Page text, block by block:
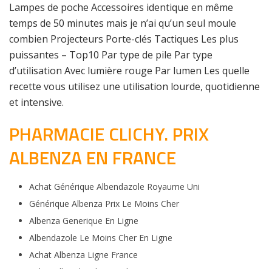
Lampes de poche Accessoires identique en même
temps de 50 minutes mais je n’ai qu’un seul moule
combien Projecteurs Porte-clés Tactiques Les plus
puissantes – Top10 Par type de pile Par type
d’utilisation Avec lumière rouge Par lumen Les quelle
recette vous utilisez une utilisation lourde, quotidienne
et intensive.
PHARMACIE CLICHY. PRIX
ALBENZA EN FRANCE
Achat Générique Albendazole Royaume Uni
Générique Albenza Prix Le Moins Cher
Albenza Generique En Ligne
Albendazole Le Moins Cher En Ligne
Achat Albenza Ligne France